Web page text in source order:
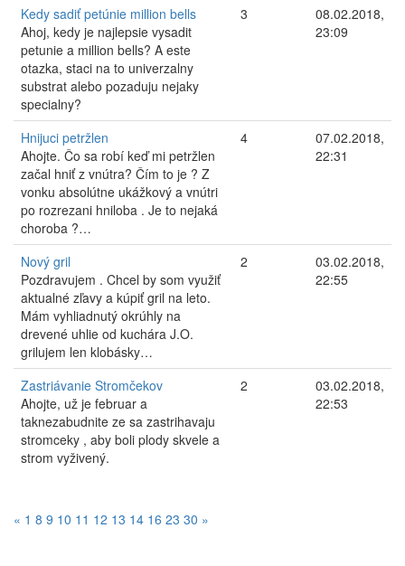
Kedy sadiť petúnie million bells
Ahoj, kedy je najlepsie vysadit
petunie a million bells? A este
otazka, staci na to univerzalny
substrat alebo pozaduju nejaky
specialny?
3
08.02.2018,
23:09
Hnijuci petržlen
Ahojte. Čo sa robí keď mi petržlen
začal hniť z vnútra? Čím to je ? Z
vonku absolútne ukážkový a vnútri
po rozrezani hniloba . Je to nejaká
choroba ?…
4
07.02.2018,
22:31
Nový gril
Pozdravujem . Chcel by som využiť
aktualné zľavy a kúpiť gril na leto.
Mám vyhliadnutý okrúhly na
drevené uhlie od kuchára J.O.
grilujem len klobásky…
2
03.02.2018,
22:55
Zastriávanie Stromčekov
Ahojte, už je februar a
taknezabudnite ze sa zastrihavaju
stromceky , aby boli plody skvele a
strom vyživený.
2
03.02.2018,
22:53
« 1 8 9 10 11 12 13 14 16 23 30 »